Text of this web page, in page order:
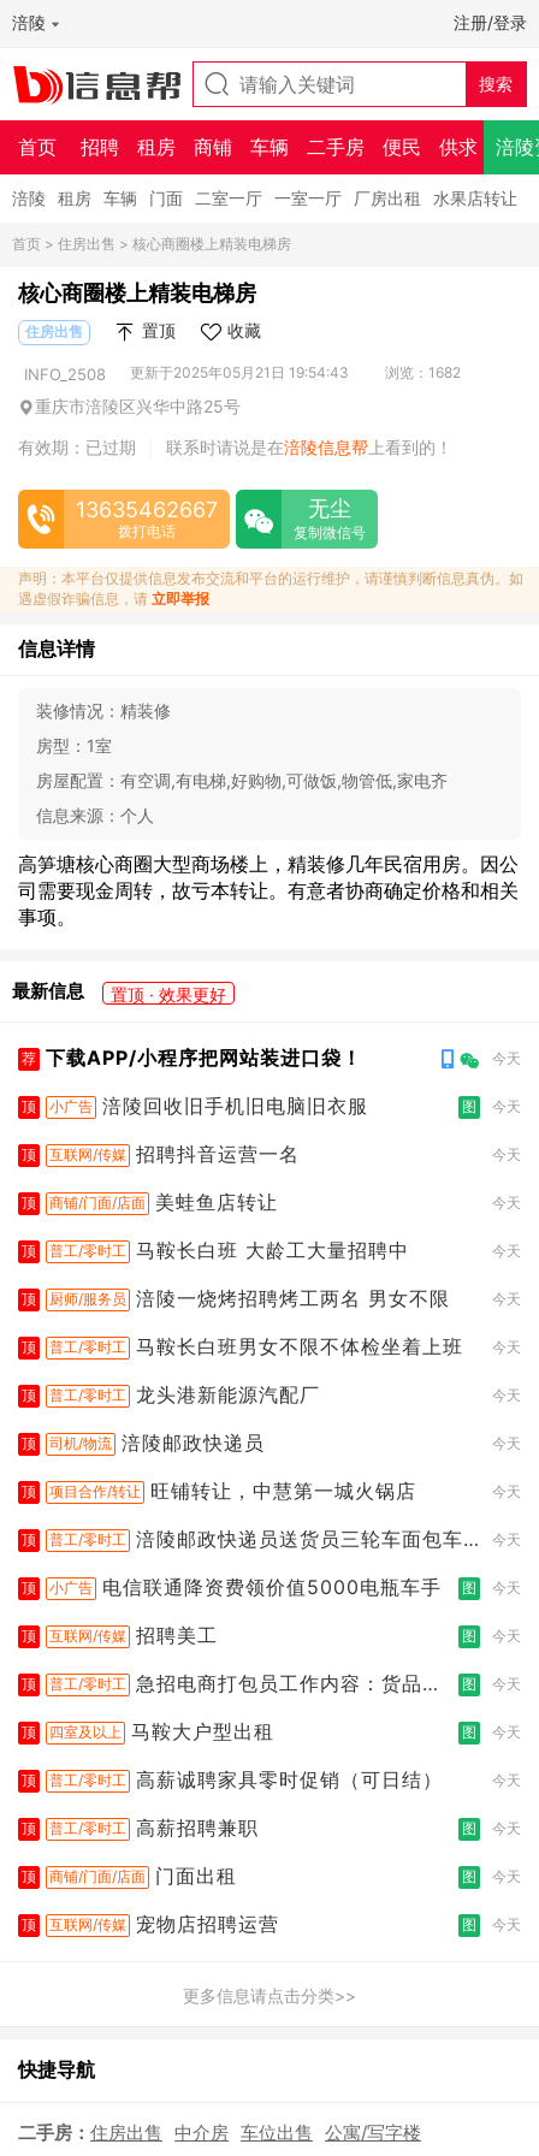
涪陵 注册/登录
首页 招聘 租房 商铺 车辆 二手房 便民 供求 涪陵
涪陵 租房 车辆 门面 二室一厅 一室一厅 厂房出租 水果店转让
首页 > 住房出售 > 核心商圈楼上精装电梯房
核心商圈楼上精装电梯房
住房出售 置顶 收藏
INFO_2508 更新于2025年05月21日 19:54:43 浏览：1682
重庆市涪陵区兴华中路25号
有效期：已过期
联系时请说是在涪陵信息帮 上看到的！
13635462667
拨打电话
无尘
复制微信号
声明：本平台仅提供信息发布交流和平台的运行维护，请谨慎判断信息真伪。如
遇虚假诈骗信息，请 立即举报
信息详情
装修情况： 精装修
房型： 1室
房屋配置： 有空调,有电梯,好购物,可做饭,物管低,家电齐
信息来源： 个人
高笋塘核心商圈大型商场楼上，精装修几年民宿用房。因公
司需要现金周转，故亏本转让。有意者协商确定价格和相关
事项。
最新信息 置顶 · 效果更好
荐 下载APP/小程序把网站装进口袋！ 今天
顶 小广告 涪陵回收旧手机旧电脑旧衣服 图 今天
顶 互联网/传媒 招聘抖音运营一名 今天
顶 商铺/门面/店面 美蛙鱼店转让 今天
顶 普工/零时工 马鞍长白班 大龄工大量招聘中 今天
顶 厨师/服务员 涪陵一烧烤招聘烤工两名 男女不限 今天
顶 普工/零时工 马鞍长白班男女不限不体检坐着上班 今天
顶 普工/零时工 龙头港新能源汽配厂 今天
顶 司机/物流 涪陵邮政快递员 今天
顶 项目合作/转让 旺铺转让，中慧第一城火锅店 今天
顶 普工/零时工 涪陵邮政快递员送货员三轮车面包车
今天
顶 小广告 电信联通降资费领价值5000电瓶车手 图 今天
顶 互联网/传媒 招聘美工 图 今天
顶 普工/零时工 急招电商打包员工作内容：货品分
图 今天
顶 四室及以上 马鞍大户型出租 图 今天
顶 普工/零时工 高薪诚聘家具零时促销（可日结） 今天
顶 普工/零时工 高薪招聘兼职 图 今天
顶 商铺/门面/店面 门面出租 图 今天
顶 互联网/传媒 宠物店招聘运营 图 今天
更多信息请点击分类>>
快捷导航
二手房： 住房出售 中介房 车位出售 公寓/写字楼